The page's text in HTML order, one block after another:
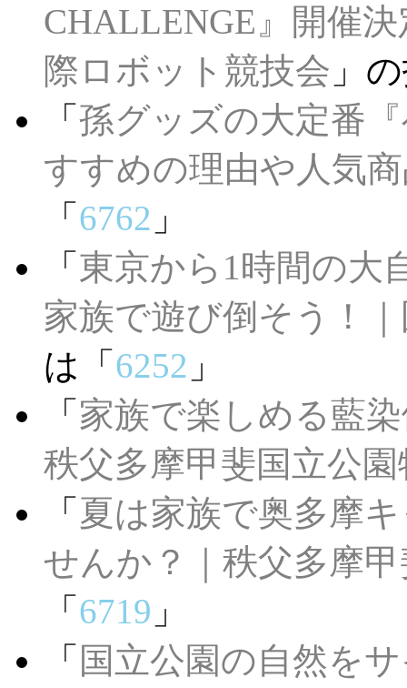
CHALLENGE』開催
際ロボット競技会 」
「 孫グッズの大定番
すすめの理由や人気
「 6762 」
「 東京から1時間の大
家族で遊び倒そう！
は「 6252 」
「 家族で楽しめる藍
秩父多摩甲斐国立公園
「 夏は家族で奥多摩
せんか？｜秩父多摩
「 6719 」
「 国立公園の自然を